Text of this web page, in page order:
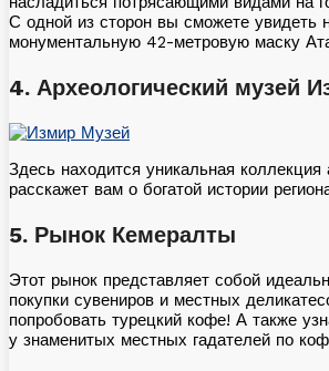
С одной из сторон вы сможете увидеть
монументальную 42-метровую маску
4.⁠ ⁠Археологический музей
Здесь находится уникальная коллекция
расскажет вам о богатой истории
5.⁠ ⁠Рынок Кемералты
Этот рынок представляет собой
покупки сувениров и местных
попробовать турецкий кофе! А также
у знаменитых местных гадателей по